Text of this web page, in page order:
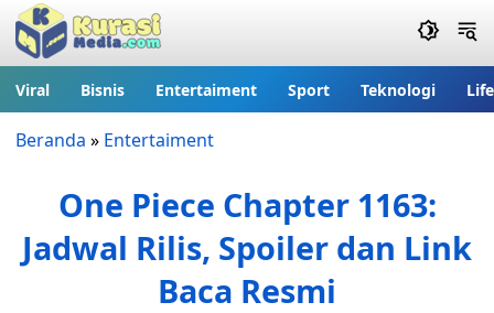
Viral Bisnis Entertaiment Sport Teknologi
Beranda » Entertaiment
One Piece Chapter 1163:
Jadwal Rilis, Spoiler dan Link
Baca Resmi